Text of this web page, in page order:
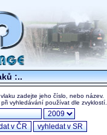
:..
zadejte jeho číslo, nebo název.
při vyhledávání používat dle zvyklostí.